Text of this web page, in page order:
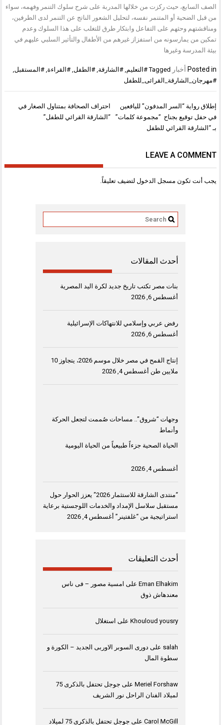
الصف السابع، حيث ركزت من خلالها المدربة على شرح سلوك التنمر وفهمه، سواء
من قبل الضحية أو المتنمر نفسه، لتحليل الشعور الناتج عن التنمر لدى الطرفين،
ومناقشتهم وحثهم على التفاعل وابتكار طرق للتغلب على هذا السلوك وعدم
تمكين من يمارسونه من استفزاز غيرهم من الأطفال والتأثير السلبي عليهم في
بيئة المدرسة وغيرها
Posted in أخبار Tagged #التعليم ,#الشارقة ,#الطفل ,#القراءة ,#المستقبل
#مهرجان_الشارقة_القرائى_للطفل
تصفّح
المقالات
احتراف الصحافة بمتناول الصغار في
“الشارقة القرائي للطفل”
إطلاق رواية “السر المدفون” لليافعين
في حفل توقيع بجناح “مجموعة كلمات”
بـ “الشارقة القرائي للطفل
LEAVE A COMMENT
يجب أنت تكون مسجل الدخول لتضيف تعليقاً.
أحدث المقالات
بنات مصر تكتب تاريخ جديد لكرة اليد المصرية
أغسطس 6, 2026
رفض عربي وإسلامي للانتهاكات الإسرائيلية
أغسطس 6, 2026
إنتاج القمح في مصر خلال موسم 2026، يتجاوز 10
ملايين طن أغسطس 4, 2026
وجهات “شروق”.. مساحات صُممت لتجعل الحركة
وأنماط
الحياة الصحية جزءاً طبيعياً من الحياة اليومية
أغسطس 4, 2026
“منتدى الشارقة للاستثمار 2026” يعزز الحوار حول
مستقبل سلاسل الإمداد والخدمات اللوجستية برعاية
استراتيجية من “غلفتينر” أغسطس 4, 2026
أحدث التعليقات
Eman Elhakim على امسية مصور – فى ناس
معندهاش ذوق
Khouloud yousry على استغلال
salah على دورى السوبر الاوربى الجديد – الكورة و
سطوة المال
Meriel Forshaw على
جوجل تحتفل بالذكرى 75
لميلاد الفنان الراحل نور الشريف
Carol McGill على جوجل تحتفل بالذكرى 75 لميلاد